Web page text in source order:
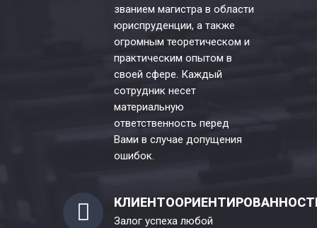
званием магистра в области
юриспруденции, а также
огромным теоретическом и
практическим опытом в
своей сфере. Каждый
сотрудник несет
материальную
ответственность перед
Вами в случае допущения
ошибок.
Залог успеха любой